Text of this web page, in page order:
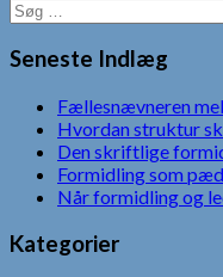
Søg
efter:
Seneste Indlæg
Fællesnævneren
Hvordan struktur
Den skriftlige
Formidling som
Når formidling og
Kategorier